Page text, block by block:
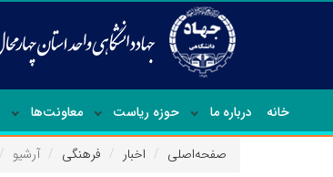
خانه درباره ما حوزه ریاست معاونت‌ها
صفحه‌اصلی اخبار فرهنگی آرشیو